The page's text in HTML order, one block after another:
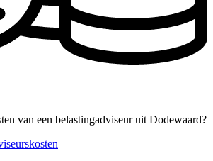
van een belastingadviseur uit Dodewaard?